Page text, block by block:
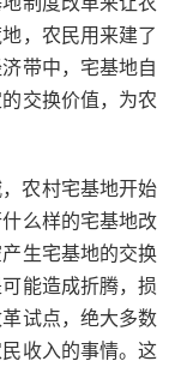
，农民用来建了
带中，宅基地自
交换价值，为农
农村宅基地开始
么样的宅基地改
生宅基地的交换
能造成折腾，损
试点，绝大多数
收入的事情。这